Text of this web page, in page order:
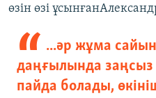
өзін өзі
...әр жұма сайын
даңғылында
пайда болады,